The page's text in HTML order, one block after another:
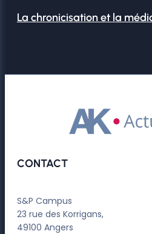
La chronicisation et la
CONTACT
S&P Campus
23 rue des Korrigans,
49100 Angers